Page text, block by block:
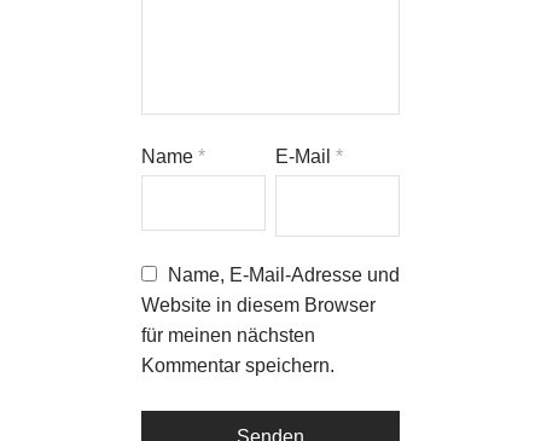
Name * E-Mail*
Name, E-Mail-Adresse und
Website in diesem Browser
für meinen nächsten
Kommentar speichern.